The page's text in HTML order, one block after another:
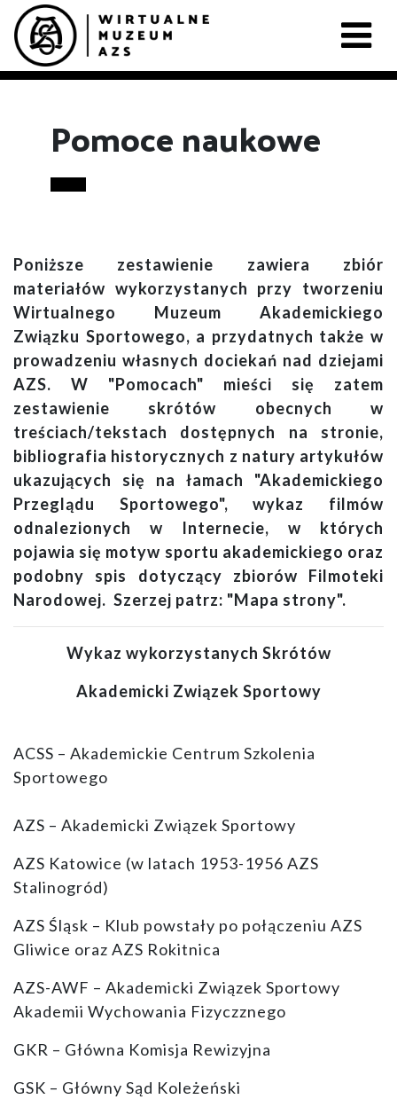
Pomoce naukowe
Poniższe zestawienie zawiera zbiór
materiałów wykorzystanych przy tworzeniu
Wirtualnego Muzeum Akademickiego
Związku Sportowego, a przydatnych także w
prowadzeniu własnych dociekań nad dziejami
AZS. W "Pomocach" mieści się zatem
zestawienie skrótów obecnych w
treściach/tekstach dostępnych na stronie,
bibliografia historycznych z natury artykułów
ukazujących się na łamach "Akademickiego
Przeglądu Sportowego", wykaz filmów
odnalezionych w Internecie, w których
pojawia się motyw sportu akademickiego oraz
podobny spis dotyczący zbiorów Filmoteki
Narodowej. Szerzej patrz: "Mapa strony".
Wykaz wykorzystanych Skrótów
Akademicki Związek Sportowy
ACSS – Akademickie Centrum Szkolenia
Sportowego
AZS – Akademicki Związek Sportowy
AZS Katowice (w latach 1953-1956 AZS
Stalinogród)
AZS Śląsk – Klub powstały po połączeniu AZS
Gliwice oraz AZS Rokitnica
AZS-AWF – Akademicki Związek Sportowy
Akademii Wychowania Fizyczznego
GKR – Główna Komisja Rewizyjna
GSK – Główny Sąd Koleżeński